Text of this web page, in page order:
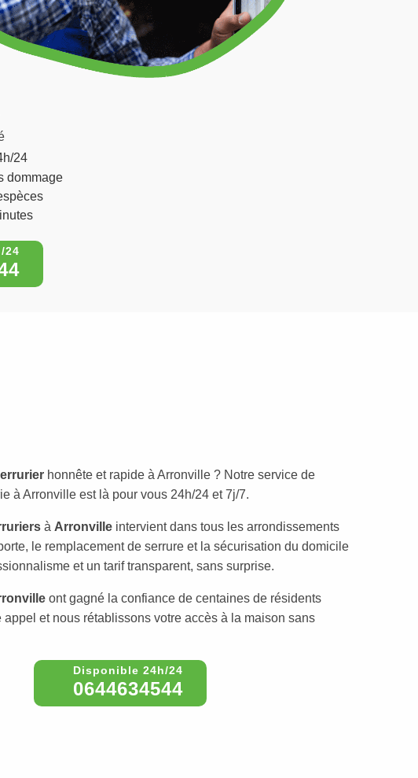
24
dommage
honnête et rapide à Arronville ? Notre service de
à Arronville est là pour vous 24h/24 et 7j/7.
à Arronville intervient dans tous les arrondissements
le remplacement de serrure et la sécurisation du domicile
et un tarif transparent, sans surprise.
ont gagné la confiance de centaines de résidents
appel et nous rétablissons votre accès à la maison sans
0644634544